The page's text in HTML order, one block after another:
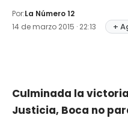
Por:La Número 12
14 de marzo 2015 · 22:13
+
Culminada la
Justicia, Boca no